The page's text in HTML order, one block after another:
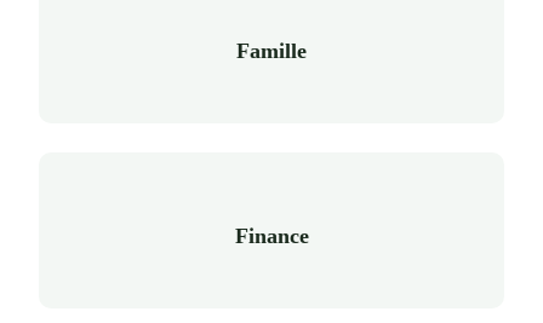
Famille
Finance